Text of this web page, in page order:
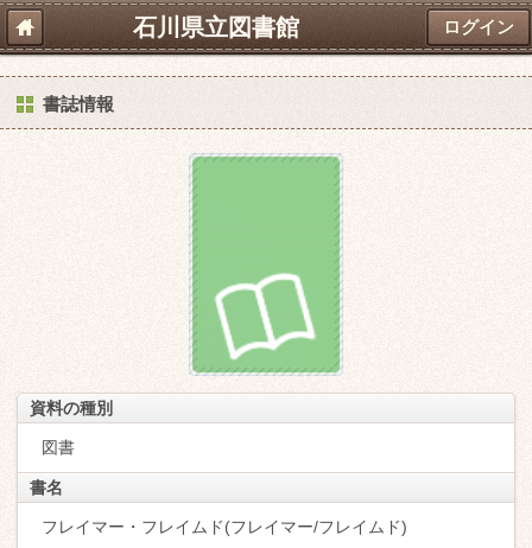
石川県立図書館 ログイン
書誌情報
資料の種別
図書
書名
フレイマー・フレイムド(フレイマー/フレイムド)